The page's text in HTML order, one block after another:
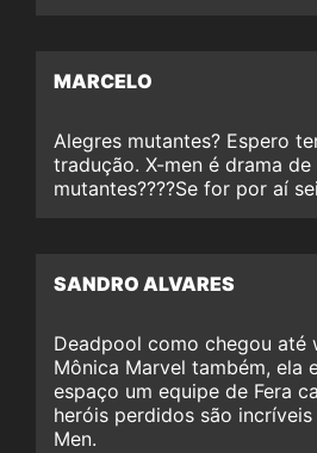
MARCELO
Alegres mutantes? Espero
tradução. X-men é drama
mutantes????Se for por aí
SANDRO ALVARES
Deadpool como chegou até
Mônica Marvel também, ela
espaço um equipe de Fera
heróis perdidos são
Men.